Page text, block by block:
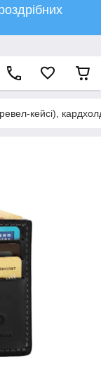
кейсі),